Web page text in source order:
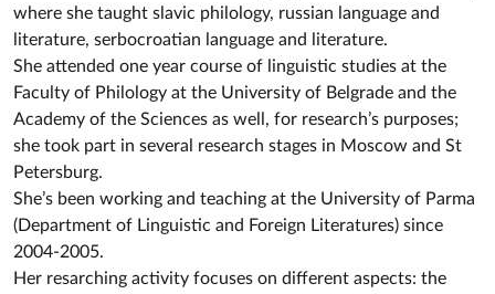
where she taught slavic philology, russian language and
literature, serbocroatian language and literature.
She attended one year course of linguistic studies at the
Faculty of Philology at the University of Belgrade and the
Academy of the Sciences as well, for research’s purposes;
she took part in several research stages in Moscow and St
Petersburg.
She’s been working and teaching at the University of Parma
(Department of Linguistic and Foreign Literatures) since
2004-2005.
Her resarching activity focuses on different aspects: the